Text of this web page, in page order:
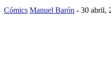
Cómics Manuel Barón - 30 abril,